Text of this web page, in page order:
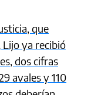
que
Lijo ya recibió
dos cifras
avales y 110